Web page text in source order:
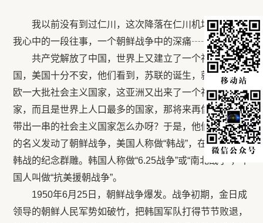
我以前没有到过仁川，这次降落在仁川机场，勾起了
我心中的一段往事，一个朝鲜战争中的深痛┄┄
共产党解放了中国，世界上又建立了一个社会主义大
国，美国十分不安，他们看到，苏联的诞生，就带出了东
欧一大批社会主义国家，这亚洲又出来了一个社会主义国
家，而且是世界上人口最多的国家，那将来再像葡萄一样
带出一串的社会主义国家怎么办呀？于是，他们以联合国
的名义发动了朝鲜战争，美国人称做“韩战”，在华盛顿有
韩战的纪念群雕。韩国人称做“6.25战争”或“南北战争”，中
国人叫做“抗美援朝战争”。
1950年6月25日，朝鲜战争爆发。战争初期，金日成
领导的朝鲜人民军势如破竹，把韩国军队打得节节败退，